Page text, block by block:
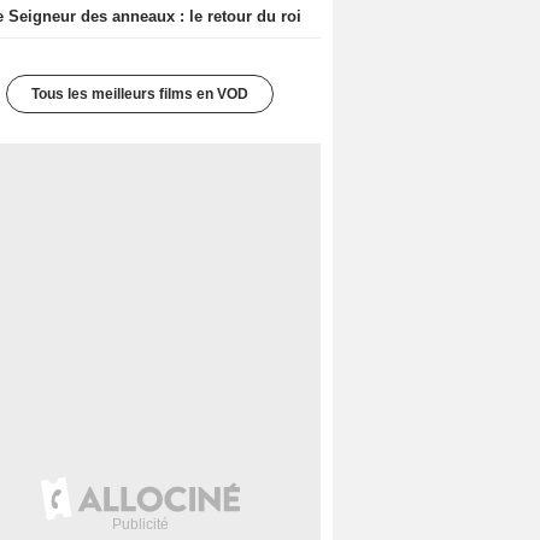
Seigneur des anneaux : le retour du roi
Tous les meilleurs films en VOD